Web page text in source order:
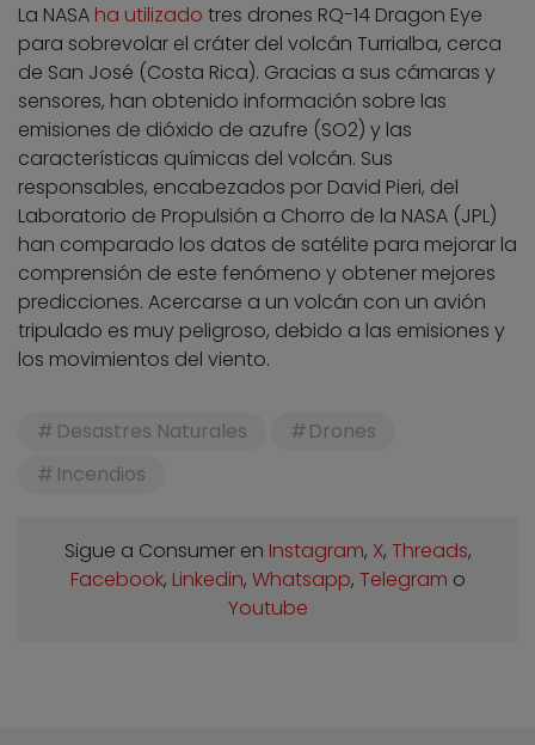
La NASA ha utilizado tres drones RQ-14 Dragon Eye
para sobrevolar el cráter del volcán Turrialba, cerca
de San José (Costa Rica). Gracias a sus cámaras y
sensores, han obtenido información sobre las
emisiones de dióxido de azufre (SO2) y las
características químicas del volcán. Sus
responsables, encabezados por David Pieri, del
Laboratorio de Propulsión a Chorro de la NASA (JPL)
han comparado los datos de satélite para mejorar la
comprensión de este fenómeno y obtener mejores
predicciones. Acercarse a un volcán con un avión
tripulado es muy peligroso, debido a las emisiones y
los movimientos del viento.
Desastres Naturales
Drones
Incendios
Sigue a Consumer en Instagram, X, Threads,
Facebook, Linkedin, Whatsapp, Telegram o
Youtube